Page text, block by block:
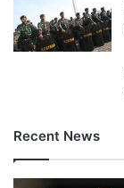
Recent News